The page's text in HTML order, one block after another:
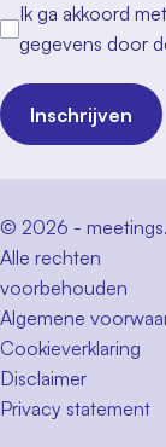
Ik ga akkoord
gegevens door
Inschrijven
© 2026 -
Alle rechten
voorbehouden
Algemene
Cookieverklaring
Disclaimer
Privacy statement